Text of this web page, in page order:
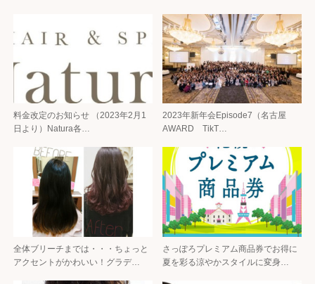
料金改定のお知らせ （2023年2月1
日より）Natura各…
2023年新年会Episode7（名古屋
AWARD TikT…
全体ブリーチまでは・・・ちょっと
アクセントがかわいい！グラデ…
さっぽろプレミアム商品券でお得に
夏を彩る涼やかスタイルに変身…